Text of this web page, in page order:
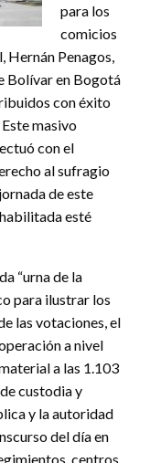
para los
comicios
Hernán Penagos,
Bolívar en Bogotá
con éxito
masivo
con el
al sufragio
de este
esté
“urna de la
para ilustrar los
las votaciones, el
a nivel
a las 1.103
custodia y
y la autoridad
del día en
centros